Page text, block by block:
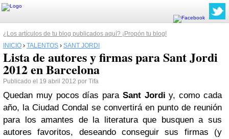
¿Los artículos de tu blog publicados aquí? ¡Propón tu blog!
INICIO › TALENTOS › SANT JORDI
Lista de autores y firmas para Sant Jordi
2012 en Barcelona
Publicado el 19 abril 2012 por Tifa
Quedan muy pocos días para Sant Jordi y, como cada
año, la Ciudad Condal se convertirá en punto de reunión
para los amantes de la literatura que busquen a sus
autores favoritos, deseando conseguir sus firmas (y